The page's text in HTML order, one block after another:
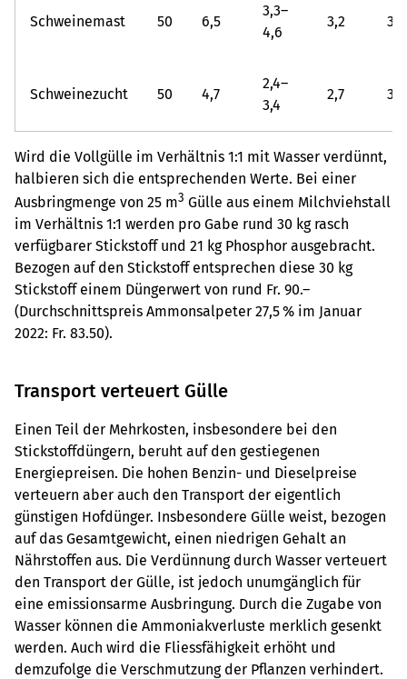
Schweinemast 50 6,5
3,3–
4,6
3,2 3,6
Schweinezucht 50 4,7
2,4–
3,4
2,7 3,0
Wird die Vollgülle im Verhältnis 1:1 mit Wasser verdünnt,
halbieren sich die entsprechenden Werte. Bei einer
Ausbringmenge von 25 m3 Gülle aus einem Milchviehstall
im Verhältnis 1:1 werden pro Gabe rund 30 kg rasch
verfügbarer Stickstoff und 21 kg Phosphor ausgebracht.
Bezogen auf den Stickstoff entsprechen diese 30 kg
Stickstoff einem Düngerwert von rund Fr. 90.–
(Durchschnittspreis Ammonsalpeter 27,5 % im Januar
2022: Fr. 83.50).
Transport verteuert Gülle
Einen Teil der Mehrkosten, insbesondere bei den
Stickstoffdüngern, beruht auf den gestiegenen
Energiepreisen. Die hohen Benzin- und Dieselpreise
verteuern aber auch den Transport der eigentlich
günstigen Hofdünger. Insbesondere Gülle weist, bezogen
auf das Gesamtgewicht, einen niedrigen Gehalt an
Nährstoffen aus. Die Verdünnung durch Wasser verteuert
den Transport der Gülle, ist jedoch unumgänglich für
eine emissionsarme Ausbringung. Durch die Zugabe von
Wasser können die Ammoniakverluste merklich gesenkt
werden. Auch wird die Fliessfähigkeit erhöht und
demzufolge die Verschmutzung der Pflanzen verhindert.